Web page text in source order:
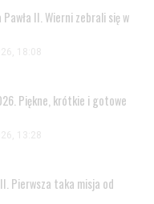
II. Wierni zebrali się w
18:08
Piękne, krótkie i gotowe
13:28
Pierwsza taka misja od